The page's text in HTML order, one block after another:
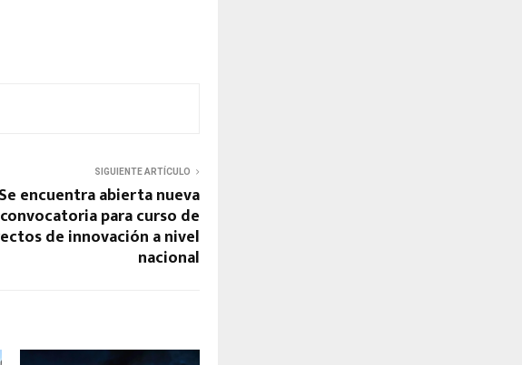
SIGUIENTE ARTÍCULO
Se encuentra abierta nueva
convocatoria para curso de
de innovación a nivel
nacional